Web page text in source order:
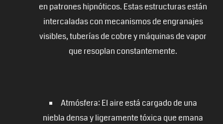
en patrones hipnóticos. Estas estructuras están
intercaladas con mecanismos de engranajes
visibles, tuberías de cobre y máquinas de vapor
que resoplan constantemente.
Atmósfera: El aire está cargado de una
niebla densa y ligeramente tóxica que emana